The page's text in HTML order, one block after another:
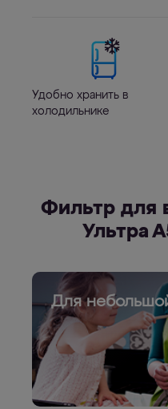
Удобно хранить в
холодильнике
Фильтр
Ультра
Для